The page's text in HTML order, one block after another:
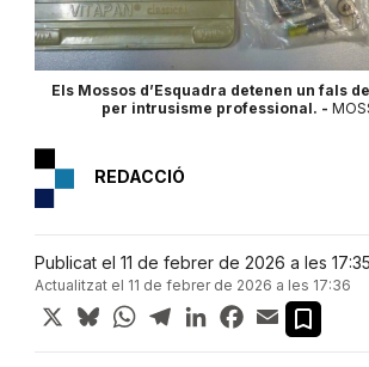
Els Mossos d’Esquadra detenen un fals
per intrusisme professional. -
REDACCIÓ
Publicat el 11 de febrer de 2026 a les 17:35
Actualitzat el 11 de febrer de 2026 a les 17:36
X BlueskyWhatsApp
TelegramLinkedInFacebook
Email